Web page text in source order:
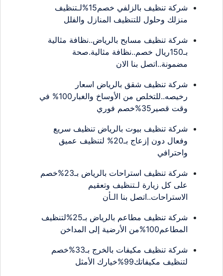
شركة تنظيف بالزلفي خصم15%لـتنظيف
منزلك وحلول للتنظيف المنازل والفلل
شركة تنظيف مسابح بالرياض..نظافة مثالية
بـ150ريال خصم..نظافة مثالية.صحة
مضمونة..اتصل بنا الان
شركة تنظيف شقق بالرياض اسعار
رخيصه..للتخلص من الأوساخ والغبار100% في
وقت قصير35%خصم فوري
شركة تنظيف بيوت بالرياض تنظيف سريع
وفعال دون إزعاج بـ20% لتنظيف عميق
واحترافي
شركة تنظيف استراحات بالرياض بـ23%خصم
على كل زيارة لـتنظيف وتعقيم
الاستراحات..اتصل بنا الـأن
شركة تنظيف مطاعم بالرياض بـ25%لتنظيف
المطاعم100%من الأرضية إلى المداخن
شركة تنظيف مكيفات بالخرج بـ33%خصم
لتنظيف مكيفاتك99%خيارك الأمثل